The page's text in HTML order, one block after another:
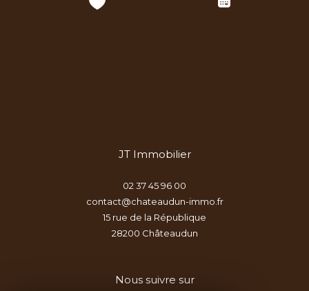
JT Immobilier
02 37 45 96 00
contact@chateaudun-immo.fr
15 rue de la République
28200
châteaudun
Nous suivre sur